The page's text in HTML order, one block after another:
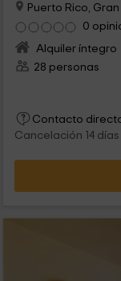
Puerto Rico,
0
Alquiler íntegro
28 personas
Contacto
Cancelación 14